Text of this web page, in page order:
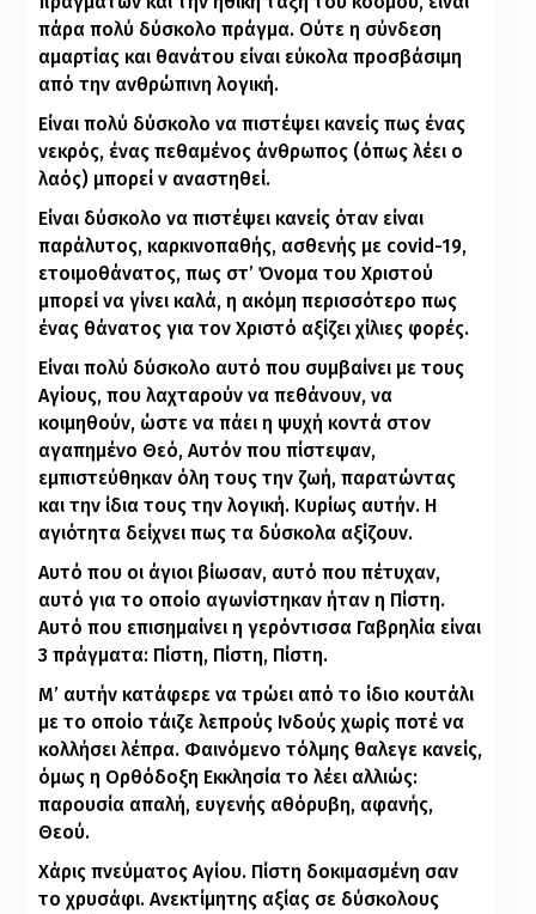
πάρα πολύ δύσκολο πράγμα. Ούτε η σύνδεση
αμαρτίας και θανάτου είναι εύκολα προσβάσιμη
από την ανθρώπινη λογική.
Είναι πολύ δύσκολο να πιστέψει κανείς πως ένας
νεκρός, ένας πεθαμένος άνθρωπος (όπως λέει ο
λαός) μπορεί ν αναστηθεί.
Είναι δύσκολο να πιστέψει κανείς όταν είναι
παράλυτος, καρκινοπαθής, ασθενής με covid-19,
ετοιμοθάνατος, πως στ’ Όνομα του Χριστού
μπορεί να γίνει καλά, η ακόμη περισσότερο πως
ένας θάνατος για τον Χριστό αξίζει χίλιες φορές.
Είναι πολύ δύσκολο αυτό που συμβαίνει με τους
Αγίους, που λαχταρούν να πεθάνουν, να
κοιμηθούν, ώστε να πάει η ψυχή κοντά στον
αγαπημένο Θεό, Αυτόν που πίστεψαν,
εμπιστεύθηκαν όλη τους την ζωή, παρατώντας
και την ίδια τους την λογική. Κυρίως αυτήν. Η
αγιότητα δείχνει πως τα δύσκολα αξίζουν.
Αυτό που οι άγιοι βίωσαν, αυτό που πέτυχαν,
αυτό για το οποίο αγωνίστηκαν ήταν η Πίστη.
Αυτό που επισημαίνει η γερόντισσα Γαβρηλία είναι
3 πράγματα: Πίστη, Πίστη, Πίστη.
Μ’ αυτήν κατάφερε να τρώει από το ίδιο κουτάλι
με το οποίο τάιζε λεπρούς Ινδούς χωρίς ποτέ να
κολλήσει λέπρα. Φαινόμενο τόλμης θαλεγε κανείς,
όμως η Ορθόδοξη Εκκλησία το λέει αλλιώς:
παρουσία απαλή, ευγενής αθόρυβη, αφανής,
Θεού.
Χάρις πνεύματος Αγίου. Πίστη δοκιμασμένη σαν
το χρυσάφι. Ανεκτίμητης αξίας σε δύσκολους